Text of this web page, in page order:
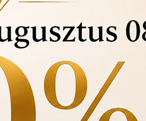
Ezen felül még:
Örökös
Ingyenes
Vásárlási
felhasznált